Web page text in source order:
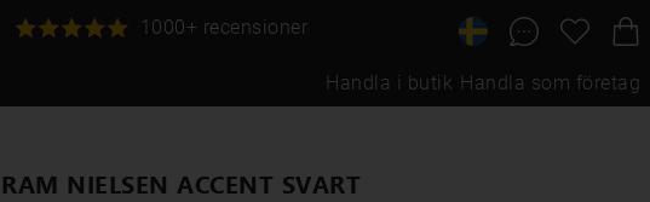
1000+ recensioner
Handla i butik Handla som företag
RAM NIELSEN ACCENT SVART